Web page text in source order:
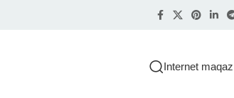
Internet